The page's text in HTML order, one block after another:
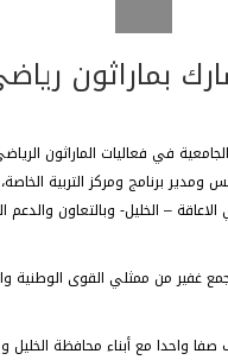
بماراثون
في فعاليات الماراثون
برنامج ومركز التربية
وجمع غفير من ممثلي القوى
واحدا مع أبناء محافظة الخليل